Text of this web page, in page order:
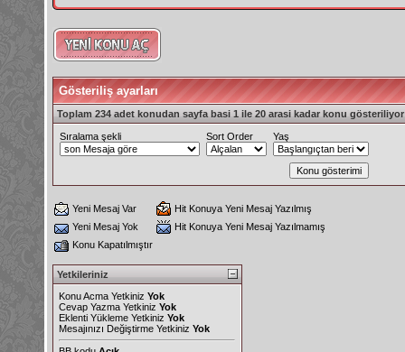
Gösteriliş ayarları
Toplam 234 adet konudan sayfa basi 1 ile 20 arasi kadar konu gösteriliyor
Sıralama şekli Sort Order Yaş
Yeni Mesaj Var
Hit Konuya Yeni Mesaj Yazılmış
Yeni Mesaj Yok
Hit Konuya Yeni Mesaj Yazılmamış
Konu Kapatılmıştır
Yetkileriniz
Konu Acma Yetkiniz Yok
Cevap Yazma Yetkiniz Yok
Eklenti Yükleme Yetkiniz Yok
Mesajınızı Değiştirme Yetkiniz Yok